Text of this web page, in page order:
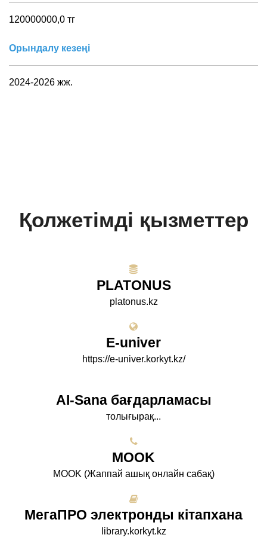
120000000,0 тг
Орындалу кезеңі
2024-2026 жж.
Қолжетімді қызметтер
PLATONUS
platonus.kz
E-univer
https://e-univer.korkyt.kz/
AI-Sana бағдарламасы
толығырақ...
МООK
МООK (Жаппай ашық онлайн сабақ)
МегаПРО электронды кітапхана
library.korkyt.kz